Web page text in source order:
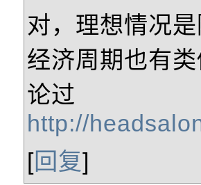
对，理想情况
经济周期也有
论过
http://
[回复]